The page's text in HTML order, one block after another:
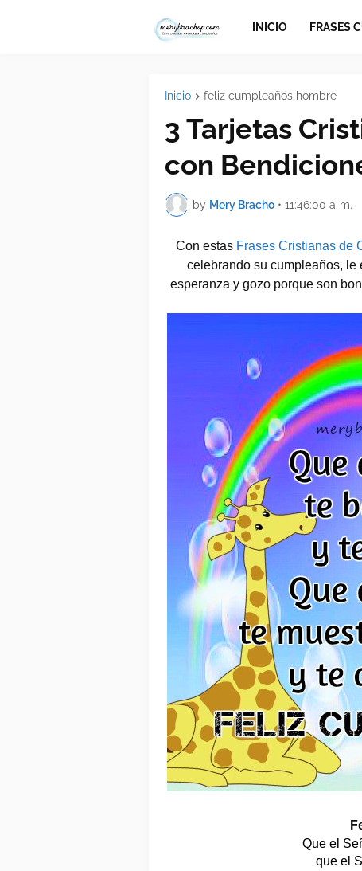
INICIO FRASES
Inicio feliz cumpleaños hombre
3 Tarjetas
con
by Mery Bracho • 11:46:00 a. m.
Con estas Frases Cristianas de
celebrando su cumpleaños, le
esperanza y gozo porque son
Que el
que el